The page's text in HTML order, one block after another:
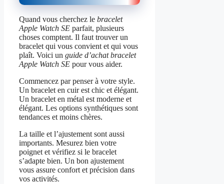
Quand vous cherchez le bracelet
Apple Watch SE parfait, plusieurs
choses comptent. Il faut trouver un
bracelet qui vous convient et qui vous
plaît. Voici un guide d’achat bracelet
Apple Watch SE pour vous aider.
Commencez par penser à votre style.
Un bracelet en cuir est chic et élégant.
Un bracelet en métal est moderne et
élégant. Les options synthétiques sont
tendances et moins chères.
La taille et l’ajustement sont aussi
importants. Mesurez bien votre
poignet et vérifiez si le bracelet
s’adapte bien. Un bon ajustement
vous assure confort et précision dans
vos activités.